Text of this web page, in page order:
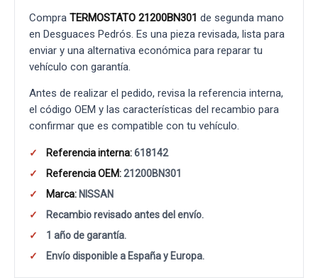
Compra TERMOSTATO 21200BN301 de segunda mano
en Desguaces Pedrós. Es una pieza revisada, lista para
enviar y una alternativa económica para reparar tu
vehículo con garantía.
Antes de realizar el pedido, revisa la referencia interna,
el código OEM y las características del recambio para
confirmar que es compatible con tu vehículo.
Referencia interna:618142
Referencia OEM:21200BN301
Marca: NISSAN
Recambio revisado antes del envío.
1 año de garantía.
Envío disponible a España y Europa.